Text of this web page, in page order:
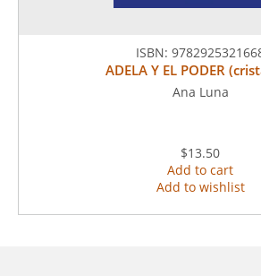
ISBN:
ADELA Y EL PODER
Ana Luna
$13.50
Add to cart
Add to wishlist